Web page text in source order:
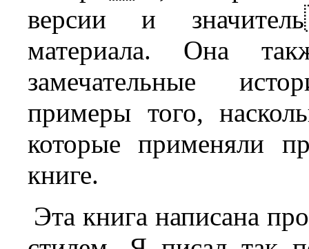
версии и
материала. Она
замечательные
примеры того,
которые применяли
книге.
Эта книга написана